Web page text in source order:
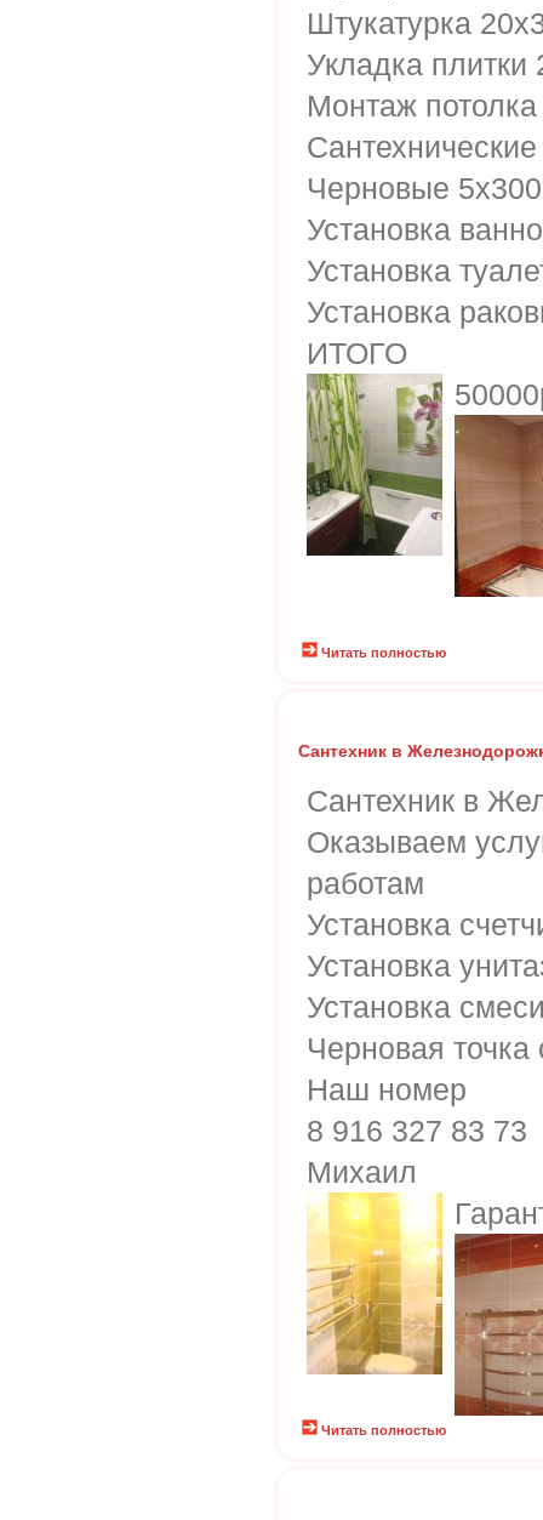
Штукатурка
Укладка плитки
Монтаж
Черновые
Установка
Установка
Установка
ИТОГО
Читать полностью
Сантехник в
Сантехник в
Оказываем
работам
Установка
Установка
Установка
Черновая
Наш номер
8 916 327 83 73
Михаил
Читать полностью